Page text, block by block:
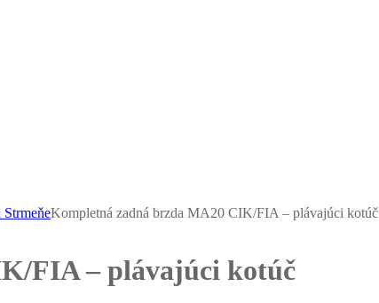
StrmeňeKompletná zadná brzda MA20 CIK/FIA – plávajúci kotúč
FIA – plávajúci kotúč